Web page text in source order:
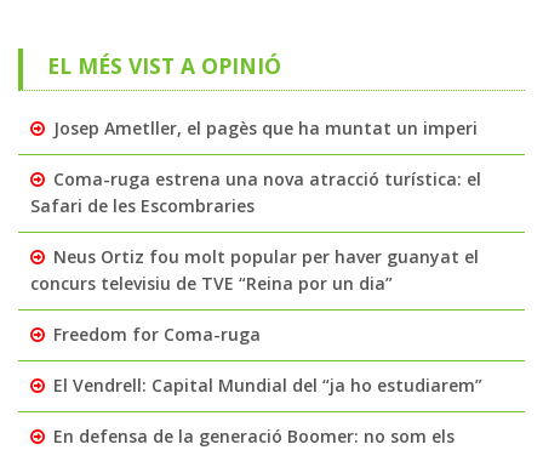
EL MÉS VIST A OPINIÓ
Josep Ametller, el pagès que ha muntat un imperi
Coma-ruga estrena una nova atracció turística: el
Safari de les Escombraries
Neus Ortiz fou molt popular per haver guanyat el
concurs televisiu de TVE “Reina por un dia”
Freedom for Coma-ruga
El Vendrell: Capital Mundial del “ja ho estudiarem”
En defensa de la generació Boomer: no som els